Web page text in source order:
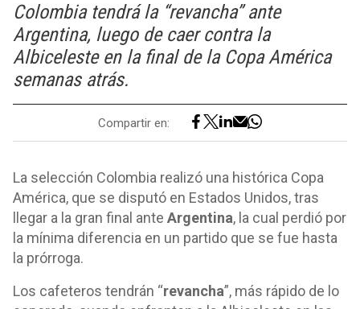
Colombia tendrá la “revancha” ante
Argentina, luego de caer contra la
Albiceleste en la final de la Copa América
semanas atrás.
Compartir en:
La selección Colombia realizó una histórica Copa
América, que se disputó en Estados Unidos, tras
llegar a la gran final ante Argentina, la cual perdió por
la mínima diferencia en un partido que se fue hasta
la prórroga.
Los cafeteros tendrán “revancha”, más rápido de lo